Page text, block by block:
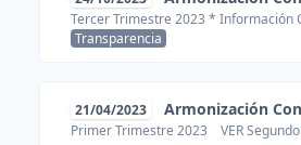
Tercer Trimestre 2023 * Información
Transparencia
21/04/2023 Armonización
Primer Trimestre 2023 VER